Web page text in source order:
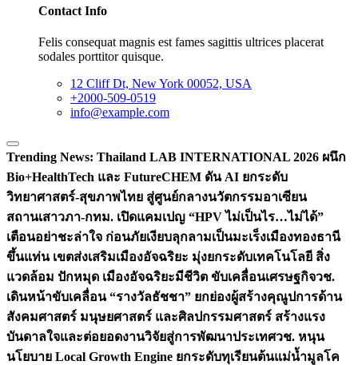
Contact Info
Felis consequat magnis est fames sagittis ultrices placerat
sodales porttitor quisque.
12 Cliff Dt, New York 00052, USA
+2000-509-0519
info@example.com
Trending News: Thailand LAB INTERNATIONAL 2026 ผนึก
Bio+HealthTech และ FutureCHEM ดัน AI ยกระดับ
วิทยาศาสตร์-สุขภาพไทย สู่ศูนย์กลางนวัตกรรมอาเซียน
สถานเสาวภา-กทม. เปิดแคมเปญ “HPV ไม่เป็นไร…ไม่ได้”
เตือนอย่าชะล่าใจ ก่อนภัยเงียบลุกลามเป็นมะเร็งเมืองทองธานี
ขึ้นแท่น เขตส่งเสริมเมืองอัจฉริยะ มุ่งยกระดับเทคโนโลยี สิ่ง
แวดล้อม ปักหมุด เมืองอัจฉริยะมีชีวิต ขับเคลื่อนเศรษฐกิจวช.
เดินหน้าขับเคลื่อน “รางวัลธัชชา” ยกย่องผู้สร้างคุณูปการด้าน
สังคมศาสตร์ มนุษยศาสตร์ และศิลปกรรมศาสตร์ สร้างแรง
บันดาลใจและต่อยอดงานวิจัยสู่การพัฒนาประเทศวช. หนุน
นโยบาย Local Growth Engine ยกระดับทุเรียนต้นแม่น้ำมูลโค